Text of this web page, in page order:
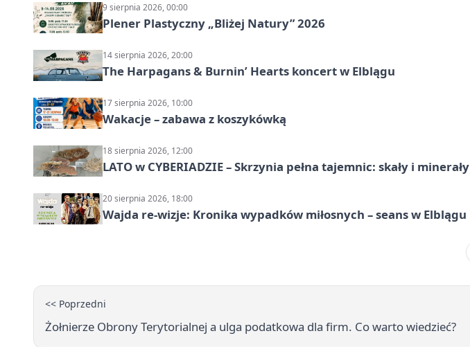
9 sierpnia 2026, 00:00
Plener Plastyczny „Bliżej Natury” 2026
14 sierpnia 2026, 20:00
The Harpagans & Burnin’ Hearts koncert w Elblągu
17 sierpnia 2026, 10:00
Wakacje – zabawa z koszykówką
18 sierpnia 2026, 12:00
LATO w CYBERIADZIE – Skrzynia pełna tajemnic: skały i minerały
20 sierpnia 2026, 18:00
Wajda re-wizje: Kronika wypadków miłosnych – seans w Elblągu
<< Poprzedni
Żołnierze Obrony Terytorialnej a ulga podatkowa dla firm. Co warto wiedzieć?